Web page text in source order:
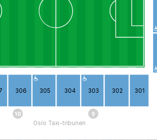
306 305 304 303 302 301
Oslo Taxi-tribunen